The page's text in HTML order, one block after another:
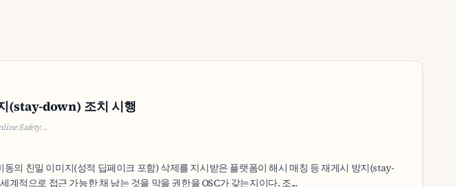
(stay-down) 조치 시행
Safety...
의 친밀 이미지(성적 딥페이크 포함) 삭제를 지시받은 플랫폼이 해시 매칭 등 재게시 방지(stay-
적으로 접근 가능한 채 남는 것을 막을 권한을 OSC가 갖는지이다. 조...